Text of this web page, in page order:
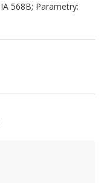
568B; Parametry: